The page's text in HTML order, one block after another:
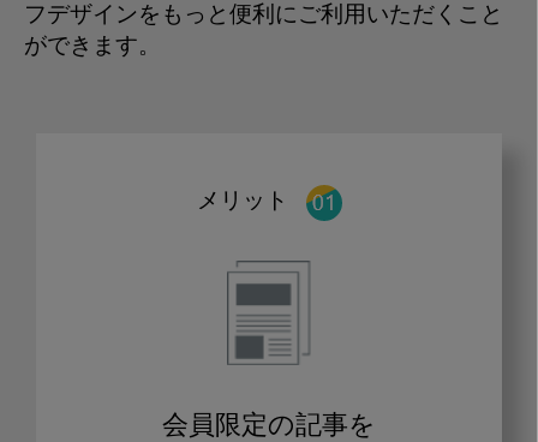
フデザインをもっと便利にご利用いただくこと
ができます。
メリット
会員限定の記事を